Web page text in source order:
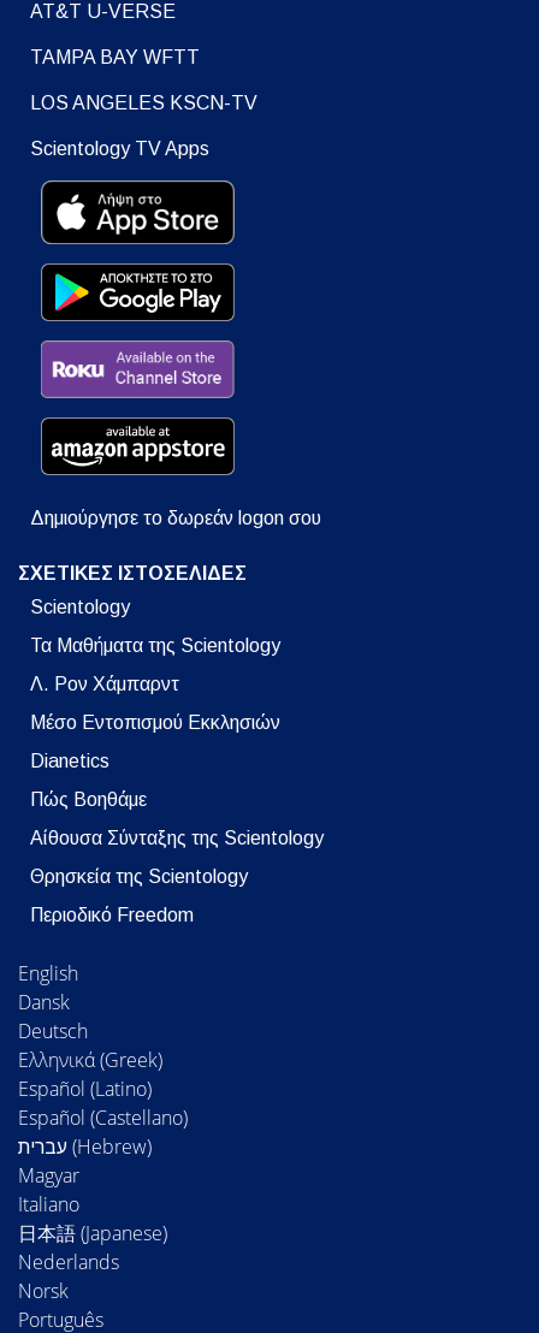
AT&T U-VERSE
TAMPA BAY WFTT
LOS ANGELES KSCN-TV
Scientology TV Apps
Δημιούργησε το δωρεάν logon σου
ΣΧΕΤΙΚΕΣ ΙΣΤΟΣΕΛΙΔΕΣ
Scientology
Τα Μαθήματα της Scientology
Λ. Ρον Χάμπαρντ
Μέσο Εντοπισμού Εκκλησιών
Dianetics
Πώς Βοηθάμε
Αίθουσα Σύνταξης της Scientology
Θρησκεία της Scientology
Περιοδικό Freedom
English
Dansk
Deutsch
Ελληνικά (Greek)
Español (Latino)
Español (Castellano)
Magyar
Italiano
日本語 (Japanese)
Nederlands
Norsk
Português